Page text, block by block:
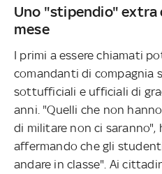
Uno "stipendio" extra
mese
I primi a essere chiamati
comandanti di compagnia
sottufficiali e ufficiali di
anni. "Quelli che non
di militare non ci saranno",
affermando che gli
andare in classe". Ai